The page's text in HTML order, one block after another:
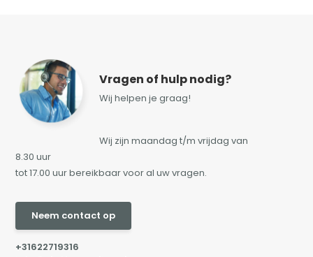
Vragen of hulp nodig?
Wij helpen je graag!
Wij zijn maandag t/m vrijdag van
8.30 uur
tot 17.00 uur bereikbaar voor al uw vragen.
Neem contact op
+31622719316